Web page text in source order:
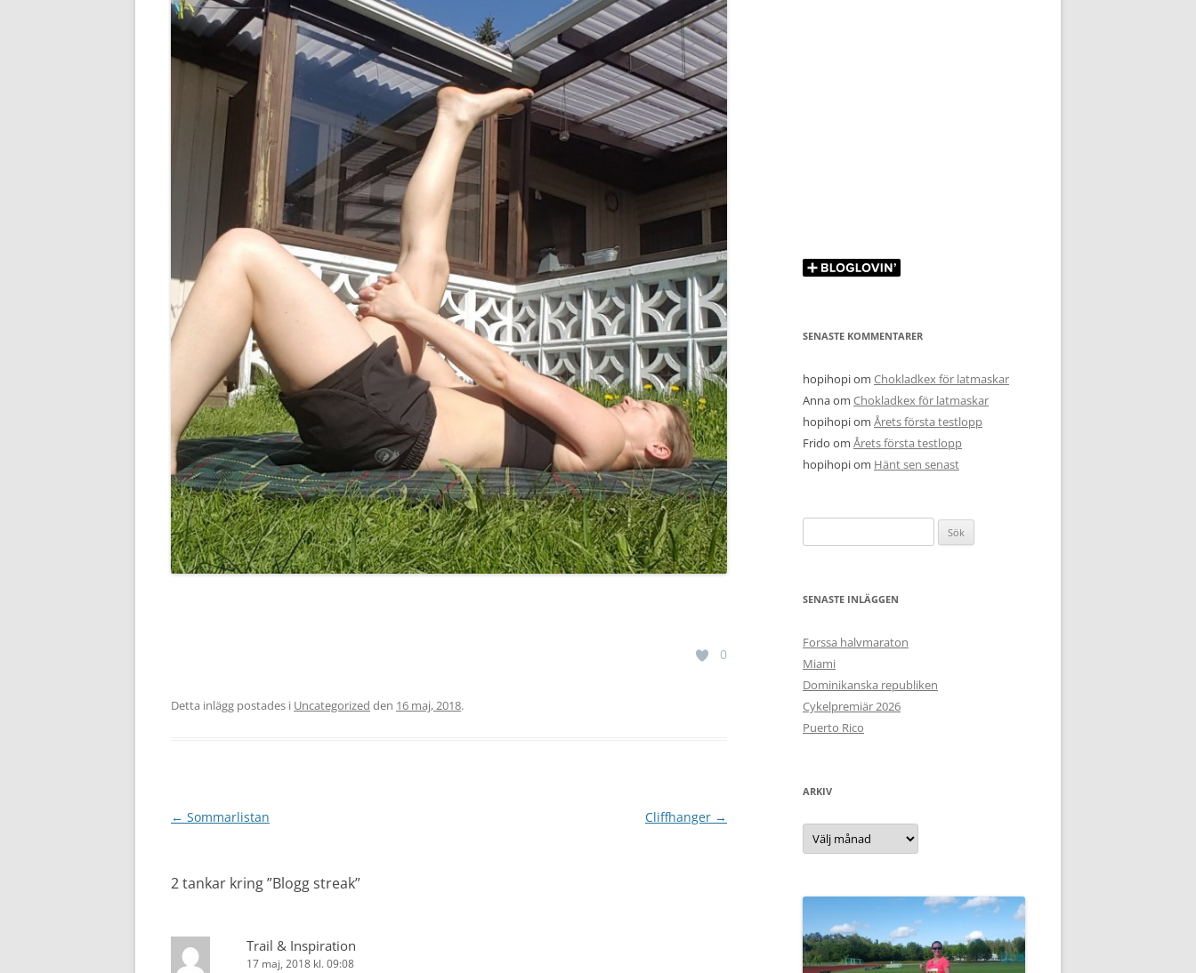
0
Detta inlägg postades i Uncategorized den 16 maj, 2018.
Inläggsnavigering
← Sommarlistan Cliffhanger →
2 tankar kring ”Blogg streak”
Trail & Inspiration
17 maj, 2018 kl. 09:08
SENASTE KOMMENTARER
hopihopiom Chokladkex för latmaskar
Annaom Chokladkex för latmaskar
hopihopiom Årets första testlopp
Frido om Årets första testlopp
hopihopiom Hänt sen senast
efter:
SENASTE INLÄGGEN
Forssa halvmaraton
Miami
Dominikanska republiken
Cykelpremiär 2026
Puerto Rico
ARKIV
Arkiv